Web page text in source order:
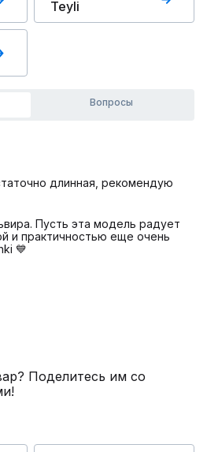
Teyli
Вопросы
длинная, рекомендую
Пусть эта модель радует
и практичностью еще очень
💙
Поделитесь им со